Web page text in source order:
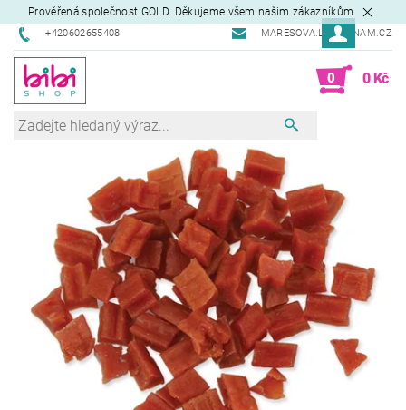
Prověřená společnost GOLD. Děkujeme všem našim zákazníkům.
+420602655408 MARESOVA.L@SEZNAM.CZ
0 0 Kč